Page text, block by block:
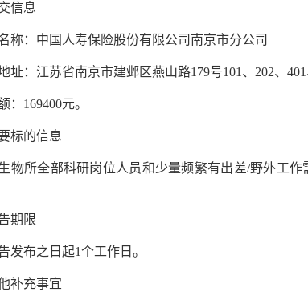
信息
称：中国人寿保险股份有限公司南京市分公司
址：江苏省南京市建邺区燕山路179号101 、 202、 401
： 169400元。
标的信息
物所全部科研岗位人员和少量频繁有出差/野外工作
期限
发布之日起1个工作日。
补充事宜